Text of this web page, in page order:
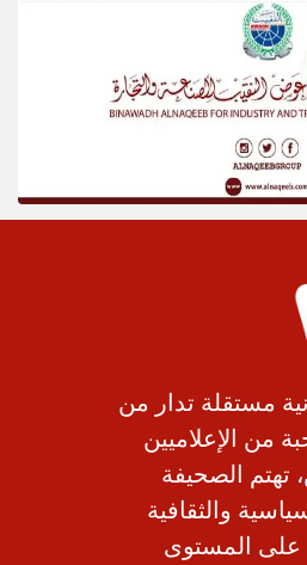
مستقلة تدار من
من الإعلاميين
تهتم الصحيفة
والثقافية
على المستوى